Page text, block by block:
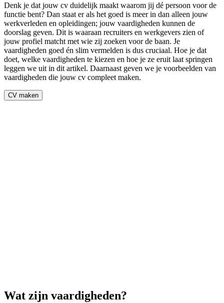
Denk je dat jouw cv duidelijk maakt waarom jij dé persoon voor de
functie bent? Dan staat er als het goed is meer in dan alleen jouw
werkverleden en opleidingen; jouw vaardigheden kunnen de
doorslag geven. Dit is waaraan recruiters en werkgevers zien of
jouw profiel matcht met wie zij zoeken voor de baan. Je
vaardigheden goed én slim vermelden is dus cruciaal. Hoe je dat
doet, welke vaardigheden te kiezen en hoe je ze eruit laat springen
leggen we uit in dit artikel. Daarnaast geven we je voorbeelden van
vaardigheden die jouw cv compleet maken.
CV maken
Wat zijn vaardigheden?